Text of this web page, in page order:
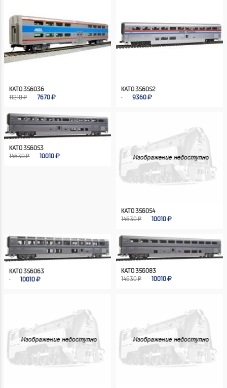
KATO 356036
11210 ₽
7670
KATO 356052
9360
KATO 356053
14630 ₽
10010
KATO 356054
14630 ₽
10010
KATO 356063
10010
KATO 356083
14630 ₽
10010